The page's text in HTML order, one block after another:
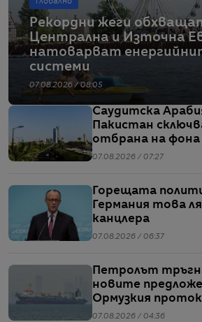
Глобално
Рекордни жеги
Централна и Източна
натоварват
системи
07.08.2026 / 08:05
Саудитска
Пакистан
отбрана на фона
напрежението
07.08.2026 / 07:27
Горещата
Германия това
канцлера
07.08.2026 / 06:37
Петролът
новите
Ормузкия проток
07.08.2026 / 04:36